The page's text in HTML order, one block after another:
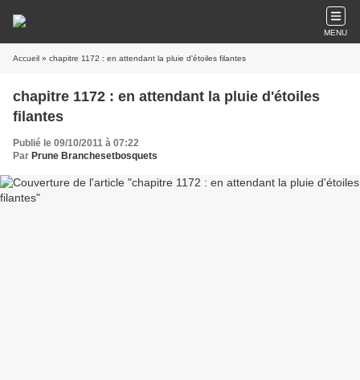
MENU
Accueil » chapitre 1172 : en attendant la pluie d'étoiles filantes
chapitre 1172 : en attendant la pluie d'étoiles
filantes
Publié le 09/10/2011 à 07:22
Par Prune Branchesetbosquets